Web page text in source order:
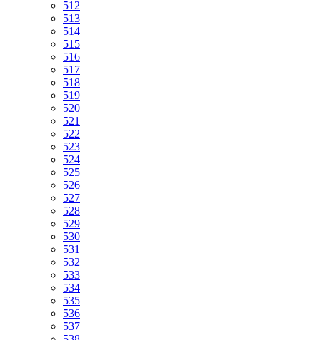
512
513
514
515
516
517
518
519
520
521
522
523
524
525
526
527
528
529
530
531
532
533
534
535
536
537